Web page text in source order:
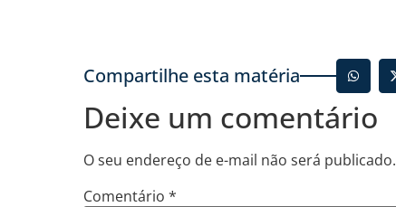
Compartilhe esta matéria
Deixe um comentário
O seu endereço de e-mail não será publicado.
Comentário *